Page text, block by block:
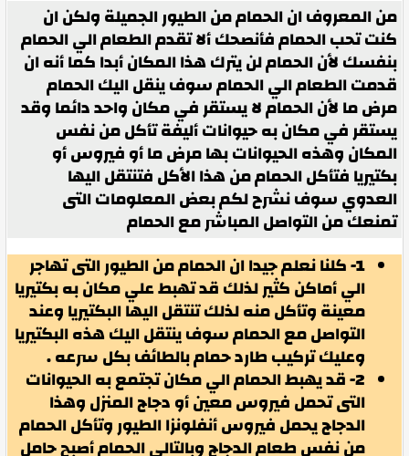
من المعروف ان الحمام من الطيور الجميلة ولكن ان
كنت تحب الحمام فأنصحك ألا تقدم الطعام الي الحمام
بنفسك لأن الحمام لن يترك هذا المكان أبدا كما أنه ان
قدمت الطعام الي الحمام سوف ينقل اليك الحمام
مرض ما لأن الحمام لا يستقر في مكان واحد دائما وقد
يستقر في مكان به حيوانات أليفة تأكل من نفس
المكان وهذه الحيوانات بها مرض ما أو فيروس أو
بكتيريا فتأكل الحمام من هذا الأكل فتنتقل اليها
العدوي سوف نشرح لكم بعض المعلومات التى
تمنعك من التواصل المباشر مع الحمام
1- كلنا نعلم جيدا ان الحمام من الطيور التى تهاجر
الي أماكن كثير لذلك قد تهبط علي مكان به بكتيريا
معينة وتأكل منه لذلك تنتقل اليها البكتيريا وعند
التواصل مع الحمام سوف ينتقل اليك هذه البكتيريا
وعليك تركيب طارد حمام بالطائف بكل سرعه .
2- قد يهبط الحمام الي مكان تجتمع به الحيوانات
التى تحمل فيروس معين أو دجاج المنزل وهذا
الدجاج يحمل فيروس أنفلونزا الطيور وتأكل الحمام
من نفس طعام الدجاج وبالتالي الحمام أصبح حامل